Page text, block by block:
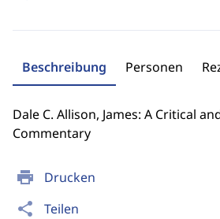
print Drucken
share Teilen
Beschreibung Personen
Dale C. Allison, James: A Critical
Commentary